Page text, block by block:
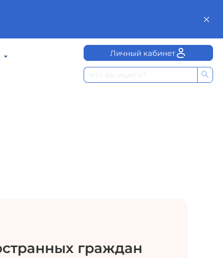
Личный кабинет
граждан